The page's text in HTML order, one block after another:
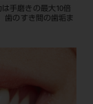
手磨きの最大10倍
歯のすき間の歯垢ま